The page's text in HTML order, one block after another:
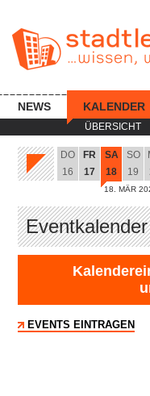
ÜBERSICHT
NEWS KALENDER
DO
16
FR
17
SA
18
18. MÄR
SO
19
EVENTS EINTRAGEN